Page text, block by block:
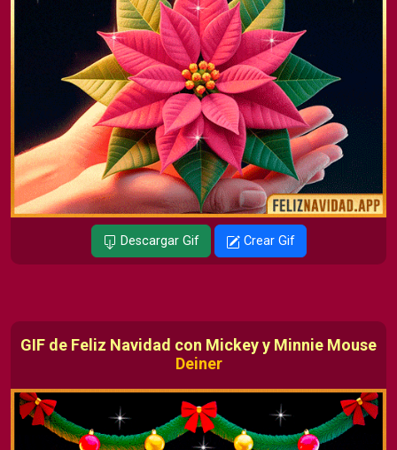
Descargar Gif Crear Gif
GIF de Feliz Navidad con Mickey y Minnie Mouse
Deiner